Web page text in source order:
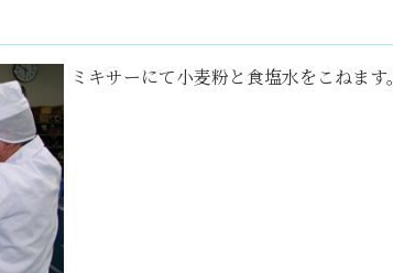
ミキサーにて小麦粉と食塩水をこねます。